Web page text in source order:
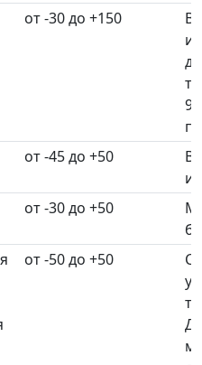
от -30 до +150
до
от -45 до +50
от -30 до +50
от -50 до +50